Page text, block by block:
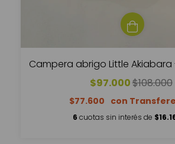
Campera abrigo Little Akiabara
$97.000$108.000
$77.600
6 cuotas sin interés de